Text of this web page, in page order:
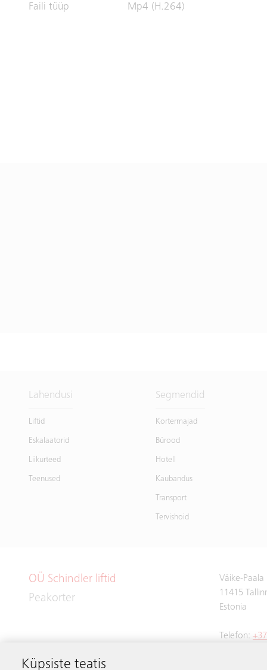
Faili tüüp Mp4 (H.264)
Lahendusi
Liftid
Eskalaatorid
Liikurteed
Teenused
Segmendid
Kortermajad
Bürood
Hotell
Kaubandus
Transport
Tervishoid
OÜ Schindler liftid
Peakorter
Väike-Paala
11415
Estonia
Telefon:
Küpsiste teatis